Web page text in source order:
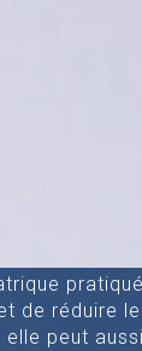
de réduire
elle peut